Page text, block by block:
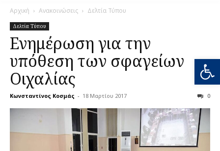
Αρχική Ανακοινώσεις Δελτία Τύπου
Δελτία Τύπου
Ενημέρωση για την
υπόθεση των σφαγείων
Οιχαλίας
Κωνσταντίνος Κοσμάς - 18 Μαρτίου 2017 0